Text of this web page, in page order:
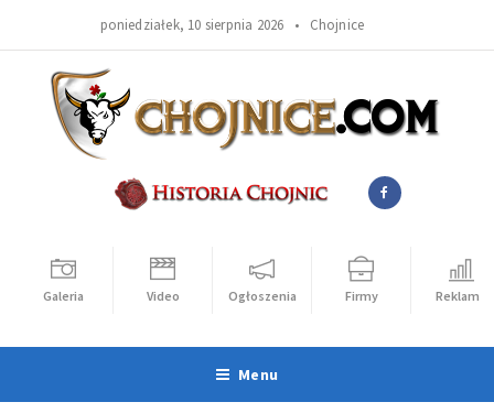
poniedziałek, 10 sierpnia 2026 • Chojnice
Galeria Video Ogłoszenia Firmy Reklama
Menu